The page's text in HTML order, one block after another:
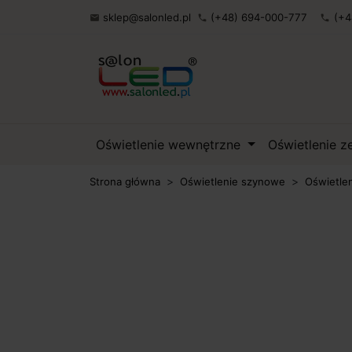
 sklep@salonled.pl phone (+48) 694-000-777 phone
Oświetlenie wewnętrzne Oświetlenie
Strona główna Oświetlenie szynowe